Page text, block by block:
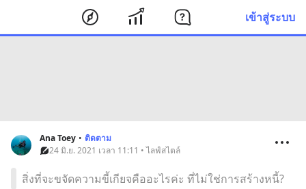
เข้าสู่ระบบ
Ana Toey • ติดตาม
24 มิ.ย. 2021 เวลา 11:11 • ไลฟ์สไตล์
สิ่งที่จะขจัดความขี้เกียจคืออะไรค่ะ ที่ไม่ใช่การสร้างหนี้?